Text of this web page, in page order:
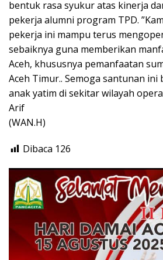
bentuk rasa syukur atas kinerja
pekerja alumni program TPD.
pekerja ini mampu terus
sebaiknya guna memberikan
Aceh, khususnya pemanfaatan
Aceh Timur.. Semoga santunan
anak yatim di sekitar wilayah
Arif
(WAN.H)
Dibaca 126